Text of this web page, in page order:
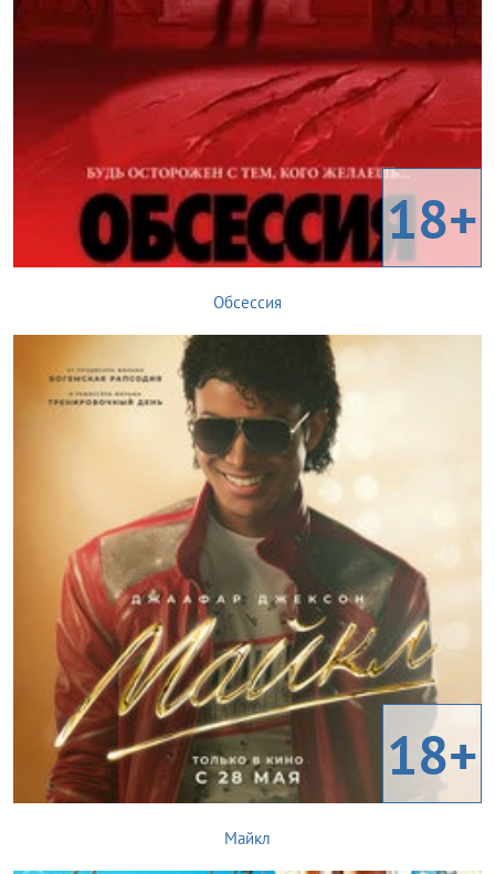
18+
Обсессия
18+
Майкл